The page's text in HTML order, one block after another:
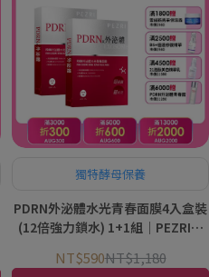
獨特酵母保養
PDRN外泌體水光青春面膜4入盒裝
(12倍強力鎖水) 1+1組｜PEZRI派
NT$590NT$1,180